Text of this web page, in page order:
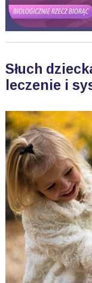
Słuch
leczenie i